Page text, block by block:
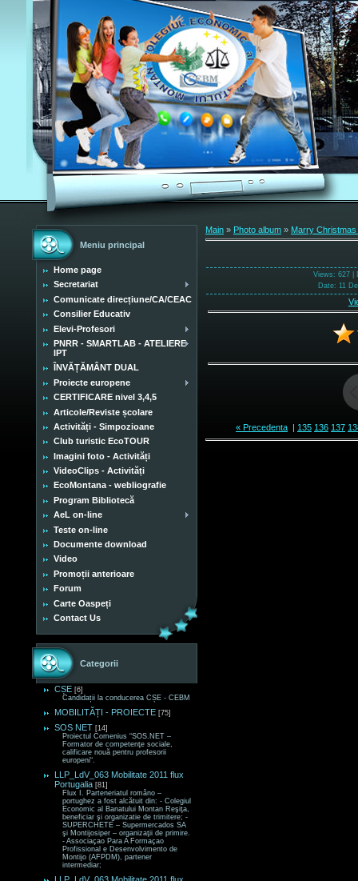
Meniu principal
Home page
Secretariat
Comunicate direcțiune/CA/CEAC
Consilier Educativ
Elevi-Profesori
PNRR - SMARTLAB - ATELIERE
IPT
ÎNVĂȚĂMÂNT DUAL
Proiecte europene
CERTIFICARE nivel 3,4,5
Articole/Reviste școlare
Activități - Simpozioane
Club turistic EcoTOUR
Imagini foto - Activități
VideoClips - Activități
EcoMontana - webliografie
Program Bibliotecă
AeL on-line
Teste on-line
Documente download
Video
Promoții anterioare
Forum
Carte Oaspeți
Contact Us
Categorii
CȘE [6]
Candidații la conducerea CȘE - CEBM
MOBILITĂȚI - PROIECTE [75]
SOS NET [14]
Proiectul Comenius “SOS.NET –
Formator de competenţe sociale,
calificare nouă pentru profesorii
europeni“.
LLP_LdV_063 Mobilitate 2011 flux
Portugalia [81]
Flux I. Parteneriatul româno –
portughez a fost alcătuit din: - Colegiul
Economic al Banatului Montan Reşiţa,
beneficiar şi organizatie de trimitere; -
SUPERCHETE – Supermercados SA
şi Montijosiper – organizaţii de primire.
- Associaçao Para A Formaçao
Profissional e Desenvolvimento de
Montijo (AFPDM), partener
intermediar;
Main » Photo album » Marry Christmas
Views: 627 |
Date: 11
« Precedenta | 135 136 137